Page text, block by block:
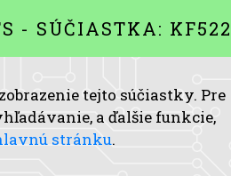
- SÚČIASTKA: KF522
tejto súčiastky. Pre
a ďalšie funkcie,
stránku.